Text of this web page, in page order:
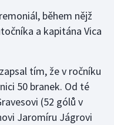
během nějž
a kapitána Vica
tím, že v ročníku
50 branek. Od té
(52 gólů v
Jaromíru Jágrovi